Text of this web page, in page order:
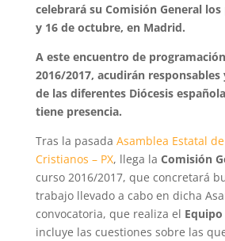
celebrará su Comisión General
y 16 de octubre, en Madrid.
A este encuentro de
2016/2017, acudirán
de las diferentes Diócesis
tiene presencia.
Tras la pasada Asamblea Estatal
Cristianos – PX, llega la Comisión
curso 2016/2017, que concretará
trabajo llevado a cabo en dicha
convocatoria, que realiza el
incluye las cuestiones sobre las